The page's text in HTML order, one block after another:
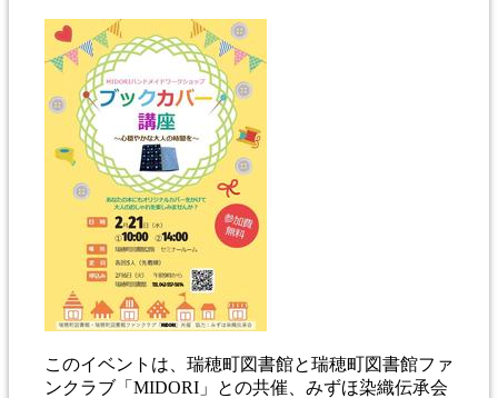
このイベントは、瑞穂町図書館と瑞穂町図書館ファ
ンクラブ「MIDORI」との共催、みずほ染織伝承会